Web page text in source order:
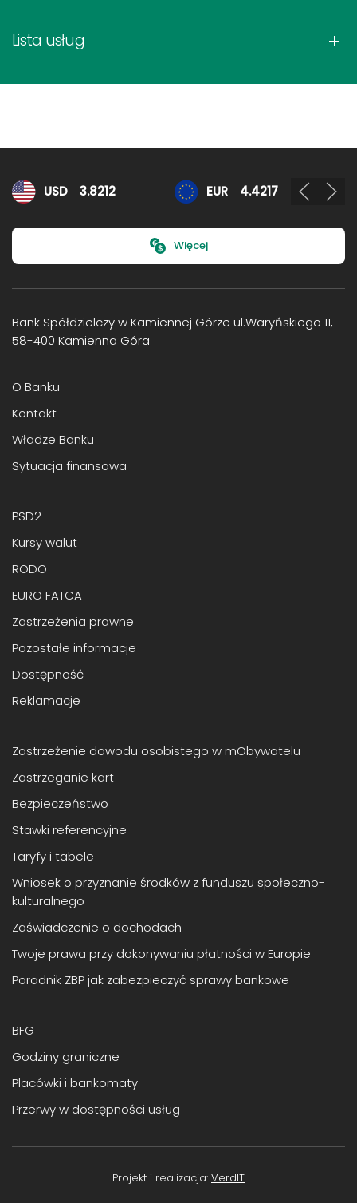
Lista usług
Kursy walut
USD 3.8212 EUR 4.4217
Więcej
Bank Spółdzielczy w Kamiennej Górze ul.Waryńskiego 11,
58-400 Kamienna Góra
O Banku
Kontakt
Władze Banku
Sytuacja finansowa
PSD2
Kursy walut
RODO
EURO FATCA
Zastrzeżenia prawne
Pozostałe informacje
Dostępność
Reklamacje
Zastrzeżenie dowodu osobistego w mObywatelu
Zastrzeganie kart
Bezpieczeństwo
Stawki referencyjne
Taryfy i tabele
Wniosek o przyznanie środków z funduszu społeczno-
kulturalnego
Zaświadczenie o dochodach
Twoje prawa przy dokonywaniu płatności w Europie
Poradnik ZBP jak zabezpieczyć sprawy bankowe
BFG
Godziny graniczne
Placówki i bankomaty
Przerwy w dostępności usług
Projekt i realizacja: VerdIT